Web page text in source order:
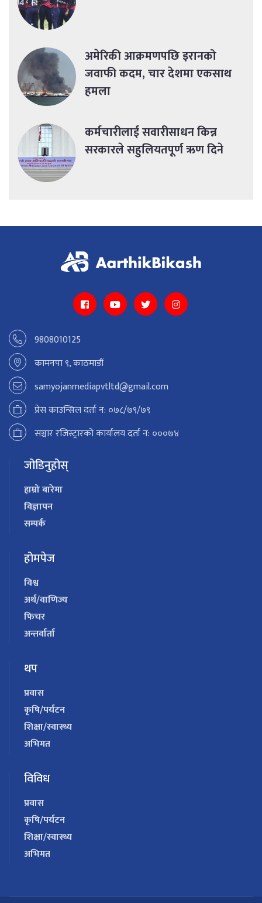
अमेरिकी आक्रमणपछि इरानको
जवाफी कदम, चार देशमा एकसाथ
हमला
कर्मचारीलाई सवारीसाधन किन्न
सरकारले सहुलियतपूर्ण ऋण दिने
9808010125
कामनपा ९, काठमाडौं
samyojanmediapvtltd@gmail.com
प्रेस काउन्सिल दर्ता न: ०७८/७९/७९
सञ्चार रजिस्ट्रारको कार्यालय दर्ता न: ०००७४
जोडिनुहोस्
हाम्रो बारेमा
विज्ञापन
सम्पर्क
होमपेज
विश्व
अर्थ/वाणिज्य
फिचर
अन्तर्वार्ता
थप
प्रवास
कृषि/पर्यटन
शिक्षा/स्वास्थ्य
अभिमत
विविध
प्रवास
कृषि/पर्यटन
शिक्षा/स्वास्थ्य
अभिमत